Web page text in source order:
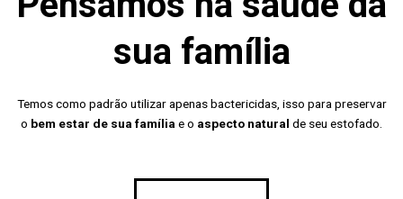
sua família
Temos como padrão utilizar apenas bactericidas, isso para preservar
o bem estar de sua família e o aspecto natural de seu estofado.